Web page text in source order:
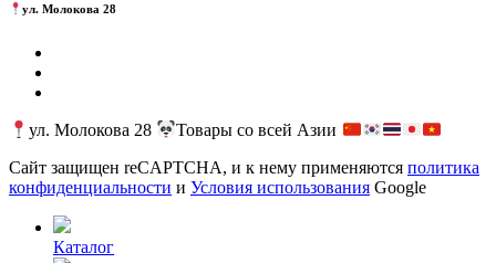
ул. Молокова 28
ул. Молокова 28
Товары со всей Азии
Сайт защищен reCAPTCHA, и к нему применяются политика
конфиденциальности и Условия использования Google
Каталог